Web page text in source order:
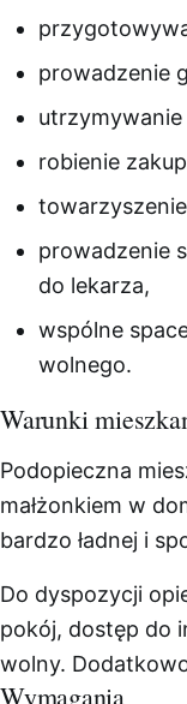
prowadzenie
robienie
prowadzenie
do lekarza,
wspólne
wolnego.
Warunki
Podopieczna
małżonkiem w
bardzo ładnej i
Do dyspozycji
pokój, dostęp do
wolny.
Wymagania